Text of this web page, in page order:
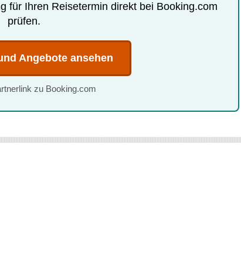
für Ihren Reisetermin direkt bei Booking.com
prüfen.
Angebote ansehen
zu Booking.com